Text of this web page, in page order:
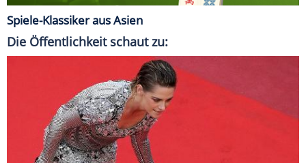
Spiele-Klassiker aus Asien
Die Öffentlichkeit schaut zu: